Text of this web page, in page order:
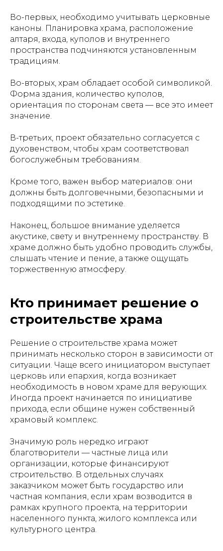
Во-первых, необходимо учитывать церковные
каноны. Планировка храма, расположение
алтаря, входа, куполов и внутреннего
пространства подчиняются установленным
традициям.
Во-вторых, храм обладает особой символикой.
Форма здания, количество куполов,
ориентация по сторонам света — все это имеет
значение.
В-третьих, проект обязательно согласуется с
духовенством, чтобы храм соответствовал
богослужебным требованиям.
Кроме того, важен выбор материалов: они
должны быть долговечными, безопасными и
подходящими по эстетике.
Наконец, большое внимание уделяется
акустике, свету и внутреннему пространству. В
храме должно быть удобно проводить службы,
слышать чтение и пение, а также ощущать
торжественную атмосферу.
Кто принимает решение о
строительстве храма
Решение о строительстве храма может
принимать несколько сторон в зависимости от
ситуации. Чаще всего инициатором выступает
церковь или епархия, когда возникает
необходимость в новом храме для верующих.
Иногда проект начинается по инициативе
прихода, если общине нужен собственный
храмовый комплекс.
Значимую роль нередко играют
благотворители — частные лица или
организации, которые финансируют
строительство. В отдельных случаях
заказчиком может быть государство или
частная компания, если храм возводится в
рамках крупного проекта, на территории
населенного пункта, жилого комплекса или
культурного центра.